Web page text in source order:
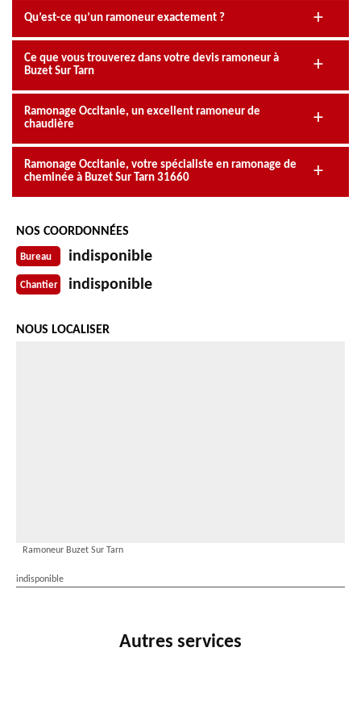
Qu’est-ce qu’un ramoneur exactement ?
Ce que vous trouverez dans votre devis ramoneur à
Buzet Sur Tarn
Ramonage Occitanie, un excellent ramoneur de
chaudière
Ramonage Occitanie, votre spécialiste en ramonage de
cheminée à Buzet Sur Tarn 31660
NOS COORDONNÉES
Bureau indisponible
Chantier indisponible
NOUS LOCALISER
Ramoneur Buzet Sur Tarn
indisponible
Autres services